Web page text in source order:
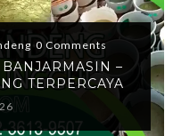
0 Comments
–
TERPERCAYA